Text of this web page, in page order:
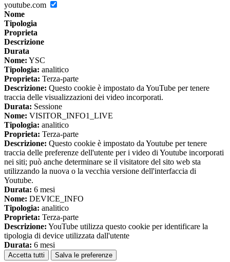
youtube.com
Nome
Tipologia
Proprieta
Descrizione
Durata
Nome: YSC
Tipologia: analitico
Proprieta: Terza-parte
Descrizione: Questo cookie è impostato da YouTube per tenere
traccia delle visualizzazioni dei video incorporati.
Durata: Sessione
Nome: VISITOR_INFO1_LIVE
Tipologia: analitico
Proprieta: Terza-parte
Descrizione: Questo cookie è impostato da Youtube per tenere
traccia delle preferenze dell'utente per i video di Youtube incorporati
nei siti; può anche determinare se il visitatore del sito web sta
utilizzando la nuova o la vecchia versione dell'interfaccia di
Youtube.
Durata: 6 mesi
Nome: DEVICE_INFO
Tipologia: analitico
Proprieta: Terza-parte
Descrizione: YouTube utilizza questo cookie per identificare la
tipologia di device utilizzata dall'utente
Durata: 6 mesi
Accetta tutti Salva le preferenze